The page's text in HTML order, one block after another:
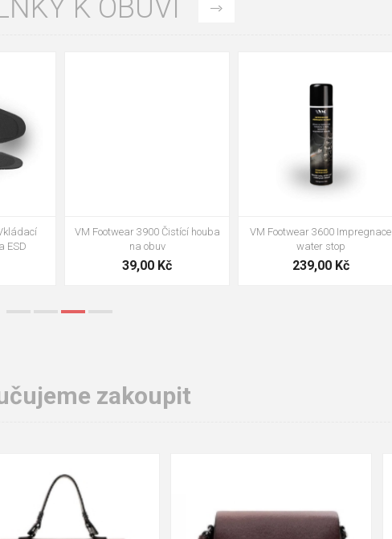
K OBUVI
ESD
VM Footwear 3900 Čistící houba
na obuv
39,00 Kč
VM Footwear 3600 Impregnace
water stop
239,00 Kč
zakoupit